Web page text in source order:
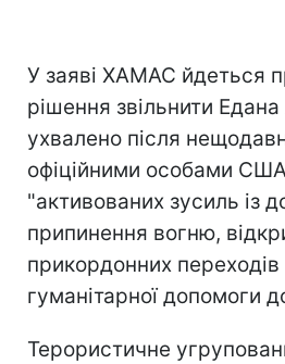
У заяві ХАМАС йдеться
рішення звільнити
ухвалено після
офіційними особами
"активованих зусиль із
припинення вогню,
прикордонних переходів
гуманітарної допомоги
Терористичне